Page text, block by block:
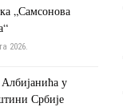
„Самсонова
2026.
у
Србије